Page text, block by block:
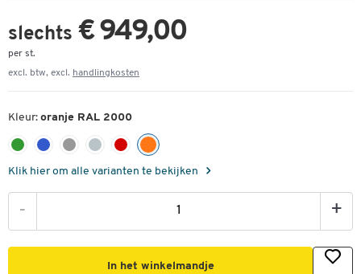
slechts € 949,00
per st.
excl. btw, excl. handlingkosten
Kleur: oranje RAL 2000
Klik hier om alle varianten te bekijken
- +
In het winkelmandje